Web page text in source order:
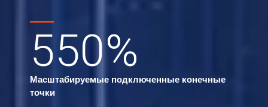
550%
Масштабируемые подключенные конечные
точки